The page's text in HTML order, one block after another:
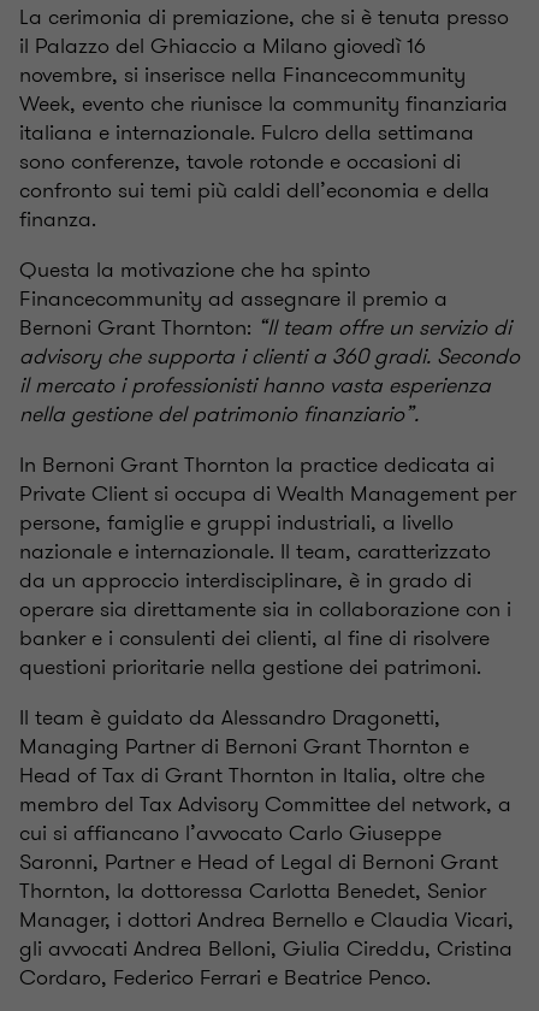
La cerimonia di premiazione, che si è tenuta presso
il Palazzo del Ghiaccio a Milano giovedì 16
novembre, si inserisce nella Financecommunity
Week, evento che riunisce la community finanziaria
italiana e internazionale. Fulcro della settimana
sono conferenze, tavole rotonde e occasioni di
confronto sui temi più caldi dell’economia e della
finanza.
Questa la motivazione che ha spinto
Financecommunity ad assegnare il premio a
Bernoni Grant Thornton: “Il team offre un servizio di
advisory che supporta i clienti a 360 gradi. Secondo
il mercato i professionisti hanno vasta esperienza
nella gestione del patrimonio finanziario”.
In Bernoni Grant Thornton la practice dedicata ai
Private Client si occupa di Wealth Management per
persone, famiglie e gruppi industriali, a livello
nazionale e internazionale. Il team, caratterizzato
da un approccio interdisciplinare, è in grado di
operare sia direttamente sia in collaborazione con i
banker e i consulenti dei clienti, al fine di risolvere
questioni prioritarie nella gestione dei patrimoni.
Il team è guidato da Alessandro Dragonetti,
Managing Partner di Bernoni Grant Thornton e
Head of Tax di Grant Thornton in Italia, oltre che
membro del Tax Advisory Committee del network, a
cui si affiancano l’avvocato Carlo Giuseppe
Saronni, Partner e Head of Legal di Bernoni Grant
Thornton, la dottoressa Carlotta Benedet, Senior
Manager, i dottori Andrea Bernello e Claudia Vicari,
gli avvocati Andrea Belloni, Giulia Cireddu, Cristina
Cordaro, Federico Ferrari e Beatrice Penco.